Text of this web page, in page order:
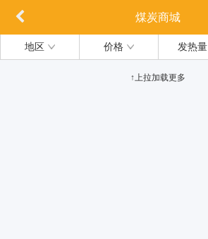
煤炭商城
地区 价格 发热量
↑上拉加载更多